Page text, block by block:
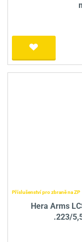
Příslušenství pro zbraně na ZP
Hera Arms
.223/